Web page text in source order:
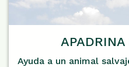
Ayuda a un animal